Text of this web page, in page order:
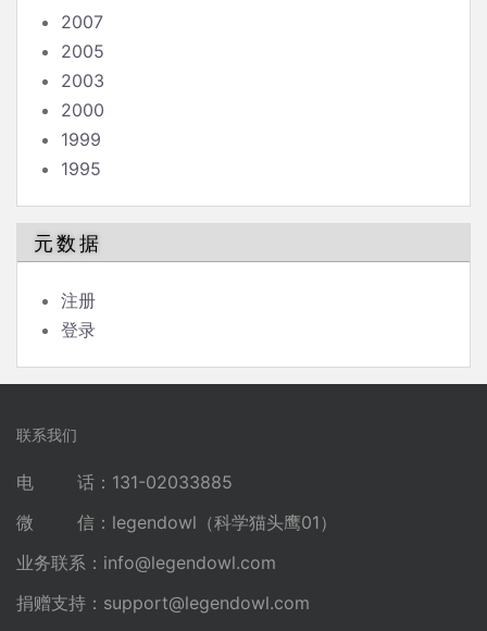
2007
2005
2003
2000
1999
1995
元数据
注册
登录
联系我们
电 话：131-02033885
微 信：legendowl（科学猫头鹰01）
业务联系： info@legendowl.com
捐赠支持： support@legendowl.com